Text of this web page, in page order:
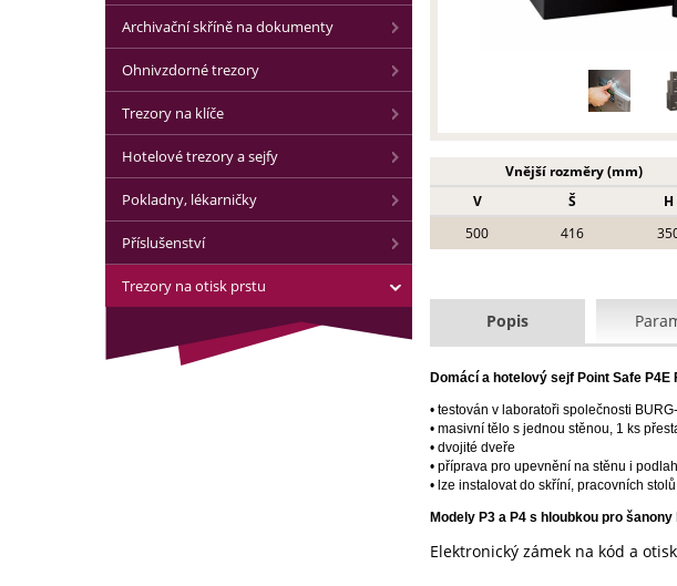
Vnější rozměry (mm)
V
Š H
500
416
Popis
Domácí a hotelový sejf Point Safe P4E
• testován v la­boratoři společnosti
• masivní tělo s jednou stěnou, 1 ks
• dvojité dveře
• příprava pro upevnění na stěnu i
• lze instalovat do skříní, pracovních
Modely P3 a P4 s hloubkou pro
Elektronický zámek na kód a
Archivační skříně na dokumenty
Ohnivzdorné trezory
Trezory na klíče
Hotelové trezory a sejfy
Pokladny, lékarničky
Příslušenství
Trezory na otisk prstu